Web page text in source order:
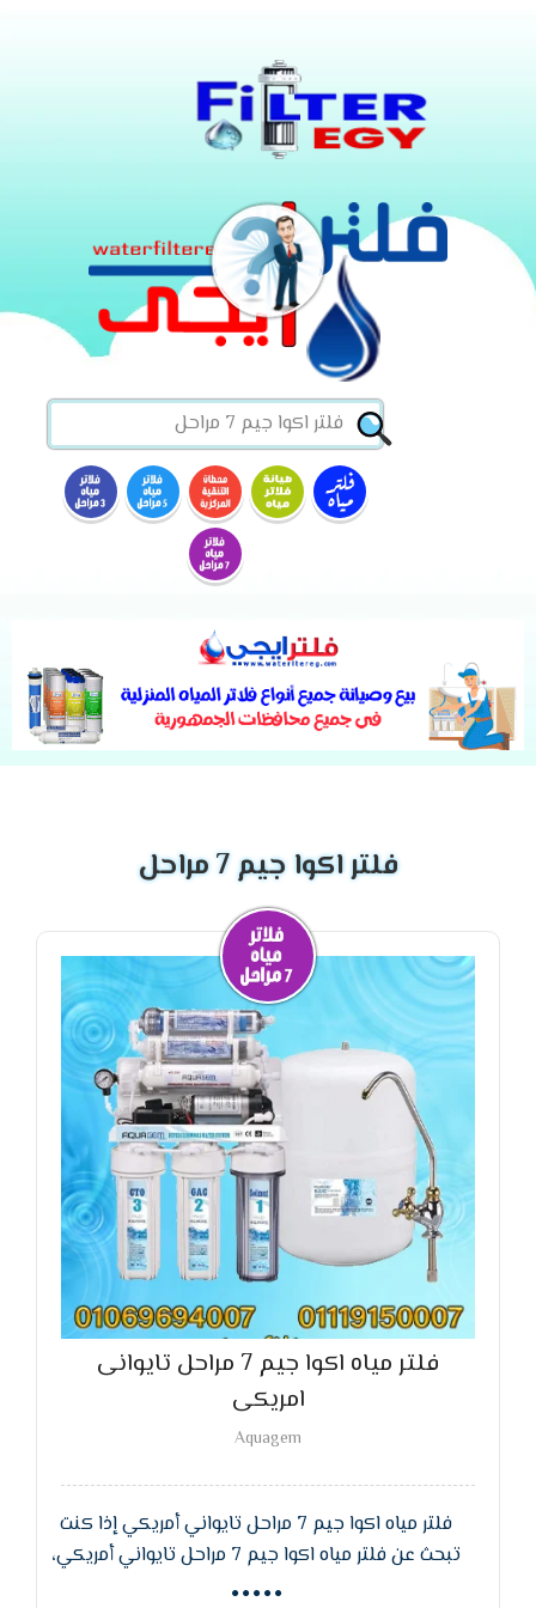
فلتر اكوا جيم 7 مراحل
فلتر مياه اكوا جيم 7 مراحل تايوانى
امريكى
Aquagem
فلتر مياه اكوا جيم 7 مراحل تايواني أمريكي إذا كنت
تبحث عن فلتر مياه اكوا جيم 7 مراحل تايواني أمريكي،
فأنت في المكان الصحيح! هذا الفلتر يتميز بجودة عالية